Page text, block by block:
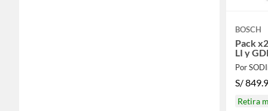
BOSCH
Pack
LI y
Por
S/
Retira